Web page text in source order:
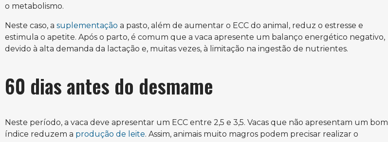
o metabolismo.
Neste caso, a suplementação a pasto, além de aumentar o ECC do animal, reduz o estresse e
estimula o apetite. Após o parto, é comum que a vaca apresente um balanço energético negativo,
devido à alta demanda da lactação e, muitas vezes, à limitação na ingestão de nutrientes.
60 dias antes do desmame
Neste período, a vaca deve apresentar um ECC entre 2,5 e 3,5. Vacas que não apresentam um bom
índice reduzem a produção de leite. Assim, animais muito magros podem precisar realizar o